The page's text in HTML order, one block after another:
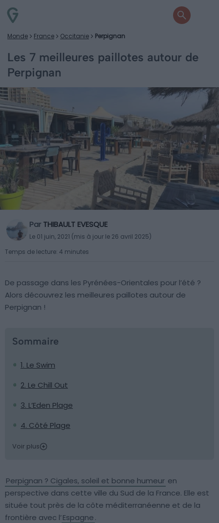
Monde France Occitanie Perpignan
Les 7 meilleures paillotes autour de
Perpignan
Par THIBAULT EVESQUE
Le 01 juin, 2021 (mis à jour le 26 avril 2025)
Temps de lecture: 4 minutes
De passage dans les Pyrénées-Orientales pour l’été ?
Alors découvrez les meilleures paillotes autour de
Perpignan !
Sommaire
1. Le Swim
2. Le Chill Out
3. L’Eden Plage
4. Côté Plage
Voir plus
Perpignan ? Cigales, soleil et bonne humeur en
perspective dans cette ville du Sud de la France. Elle est
située tout près de la côte méditerranéenne et de la
frontière avec l’Espagne.